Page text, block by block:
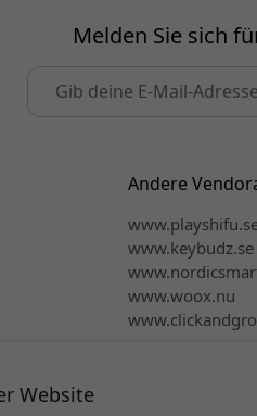
Melden Sie sich
Andere
www.keybudz.se
www.woox.nu
Website